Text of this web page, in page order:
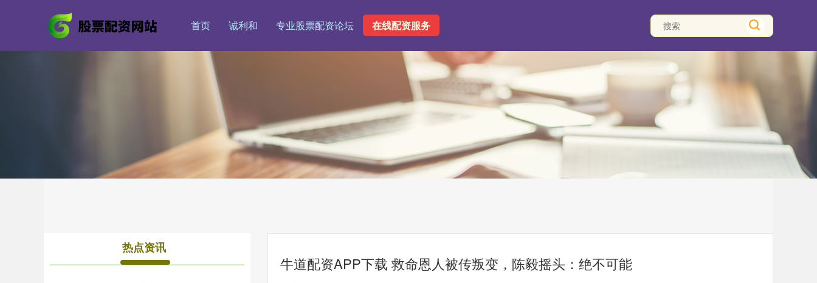
首页 诚利和 专业股票配资论坛 在线配资服务
牛道配资APP下载 救命恩人被传叛变，陈毅摇头：绝不可能
热点资讯